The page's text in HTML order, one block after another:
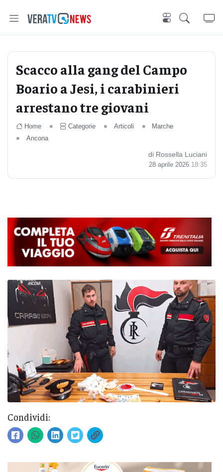
Scacco alla gang del Campo
Boario a Jesi, i carabinieri
arrestano tre giovani
Home Categorie Articoli
Marche
Ancona
di Rossella Luciani
28 aprile 2026 18:35
Condividi: